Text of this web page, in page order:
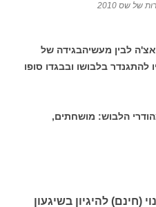
שס 2010
לבין מעשיהבגידה של
להתגנדר בלבושו ובבגדו סופו
הלבוש: מושחתים,
(חינם) להיגיון בשיגעון